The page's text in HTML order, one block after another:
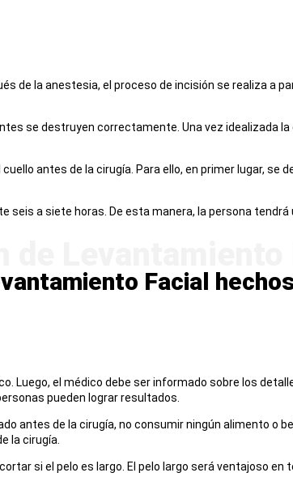
de la anestesia, el proceso de incisión se realiza a
se destruyen correctamente. Una vez idealizada la
antes de la cirugía. Para ello, en primer lugar, se
a siete horas. De esta manera, la persona tendrá
Facial
Luego, el médico debe ser informado sobre los
pueden lograr resultados.
antes de la cirugía, no consumir ningún alimento o
la cirugía.
si el pelo es largo. El pelo largo será ventajoso en